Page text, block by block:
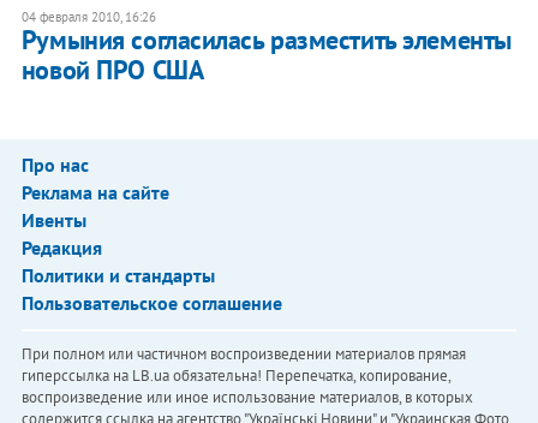
04 февраля 2010, 16:26
Румыния согласилась разместить элементы
новой ПРО США
Про нас
Реклама на сайте
Ивенты
Редакция
Политики и стандарты
Пользовательское соглашение
При полном или частичном воспроизведении материалов прямая
гиперссылка на LB.ua обязательна! Перепечатка, копирование,
воспроизведение или иное использование материалов, в которых
содержится ссылка на агентство "Українськi Новини" и "Украинская Фото